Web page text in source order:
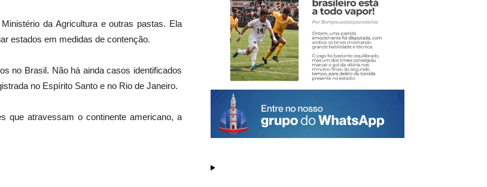
da Agricultura e outras pastas. Ela
estados em medidas de contenção.
no Brasil. Não há ainda casos identificados
no Espírito Santo e no Rio de Janeiro.
que atravessam o continente americano, a